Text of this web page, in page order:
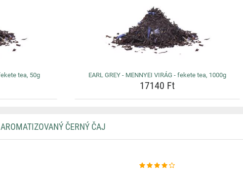
tea, 50g EARL GREY - MENNYEI VIRÁG - fekete tea, 1000g
17140 Ft
ČERNÝ ČAJ